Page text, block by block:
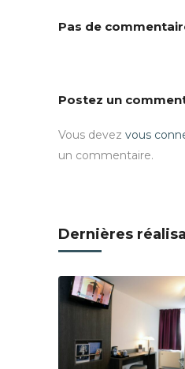
Pas de
Postez un
Vous devez vous
un commentaire.
Dernières